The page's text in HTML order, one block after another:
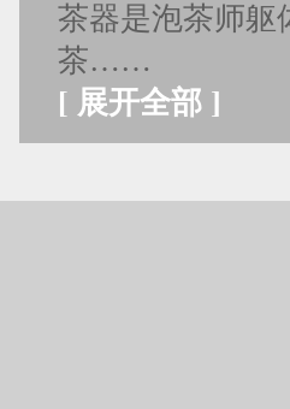
茶器是泡茶师躯
茶……
[ 展开全部 ]